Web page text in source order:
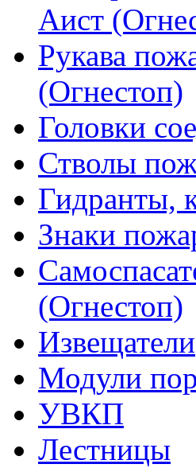
Аист
Рукава
(Огнестоп)
Головки
Стволы
Гидранты,
Знаки
(Огнестоп)
Извещатели
Модули
УВКП
Лестницы